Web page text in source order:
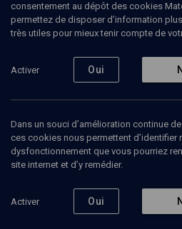
Abonnez-vous à notre
La
consentement au dépôt des cookies
permettez de disposer d’information
très utiles pour mieux tenir compte de
Activer Oui
Dans un souci d’amélioration continue
ces cookies nous permettent d’identifier
dysfonctionnement que vous pourriez
site internet et d’y remédier.
Activer Oui